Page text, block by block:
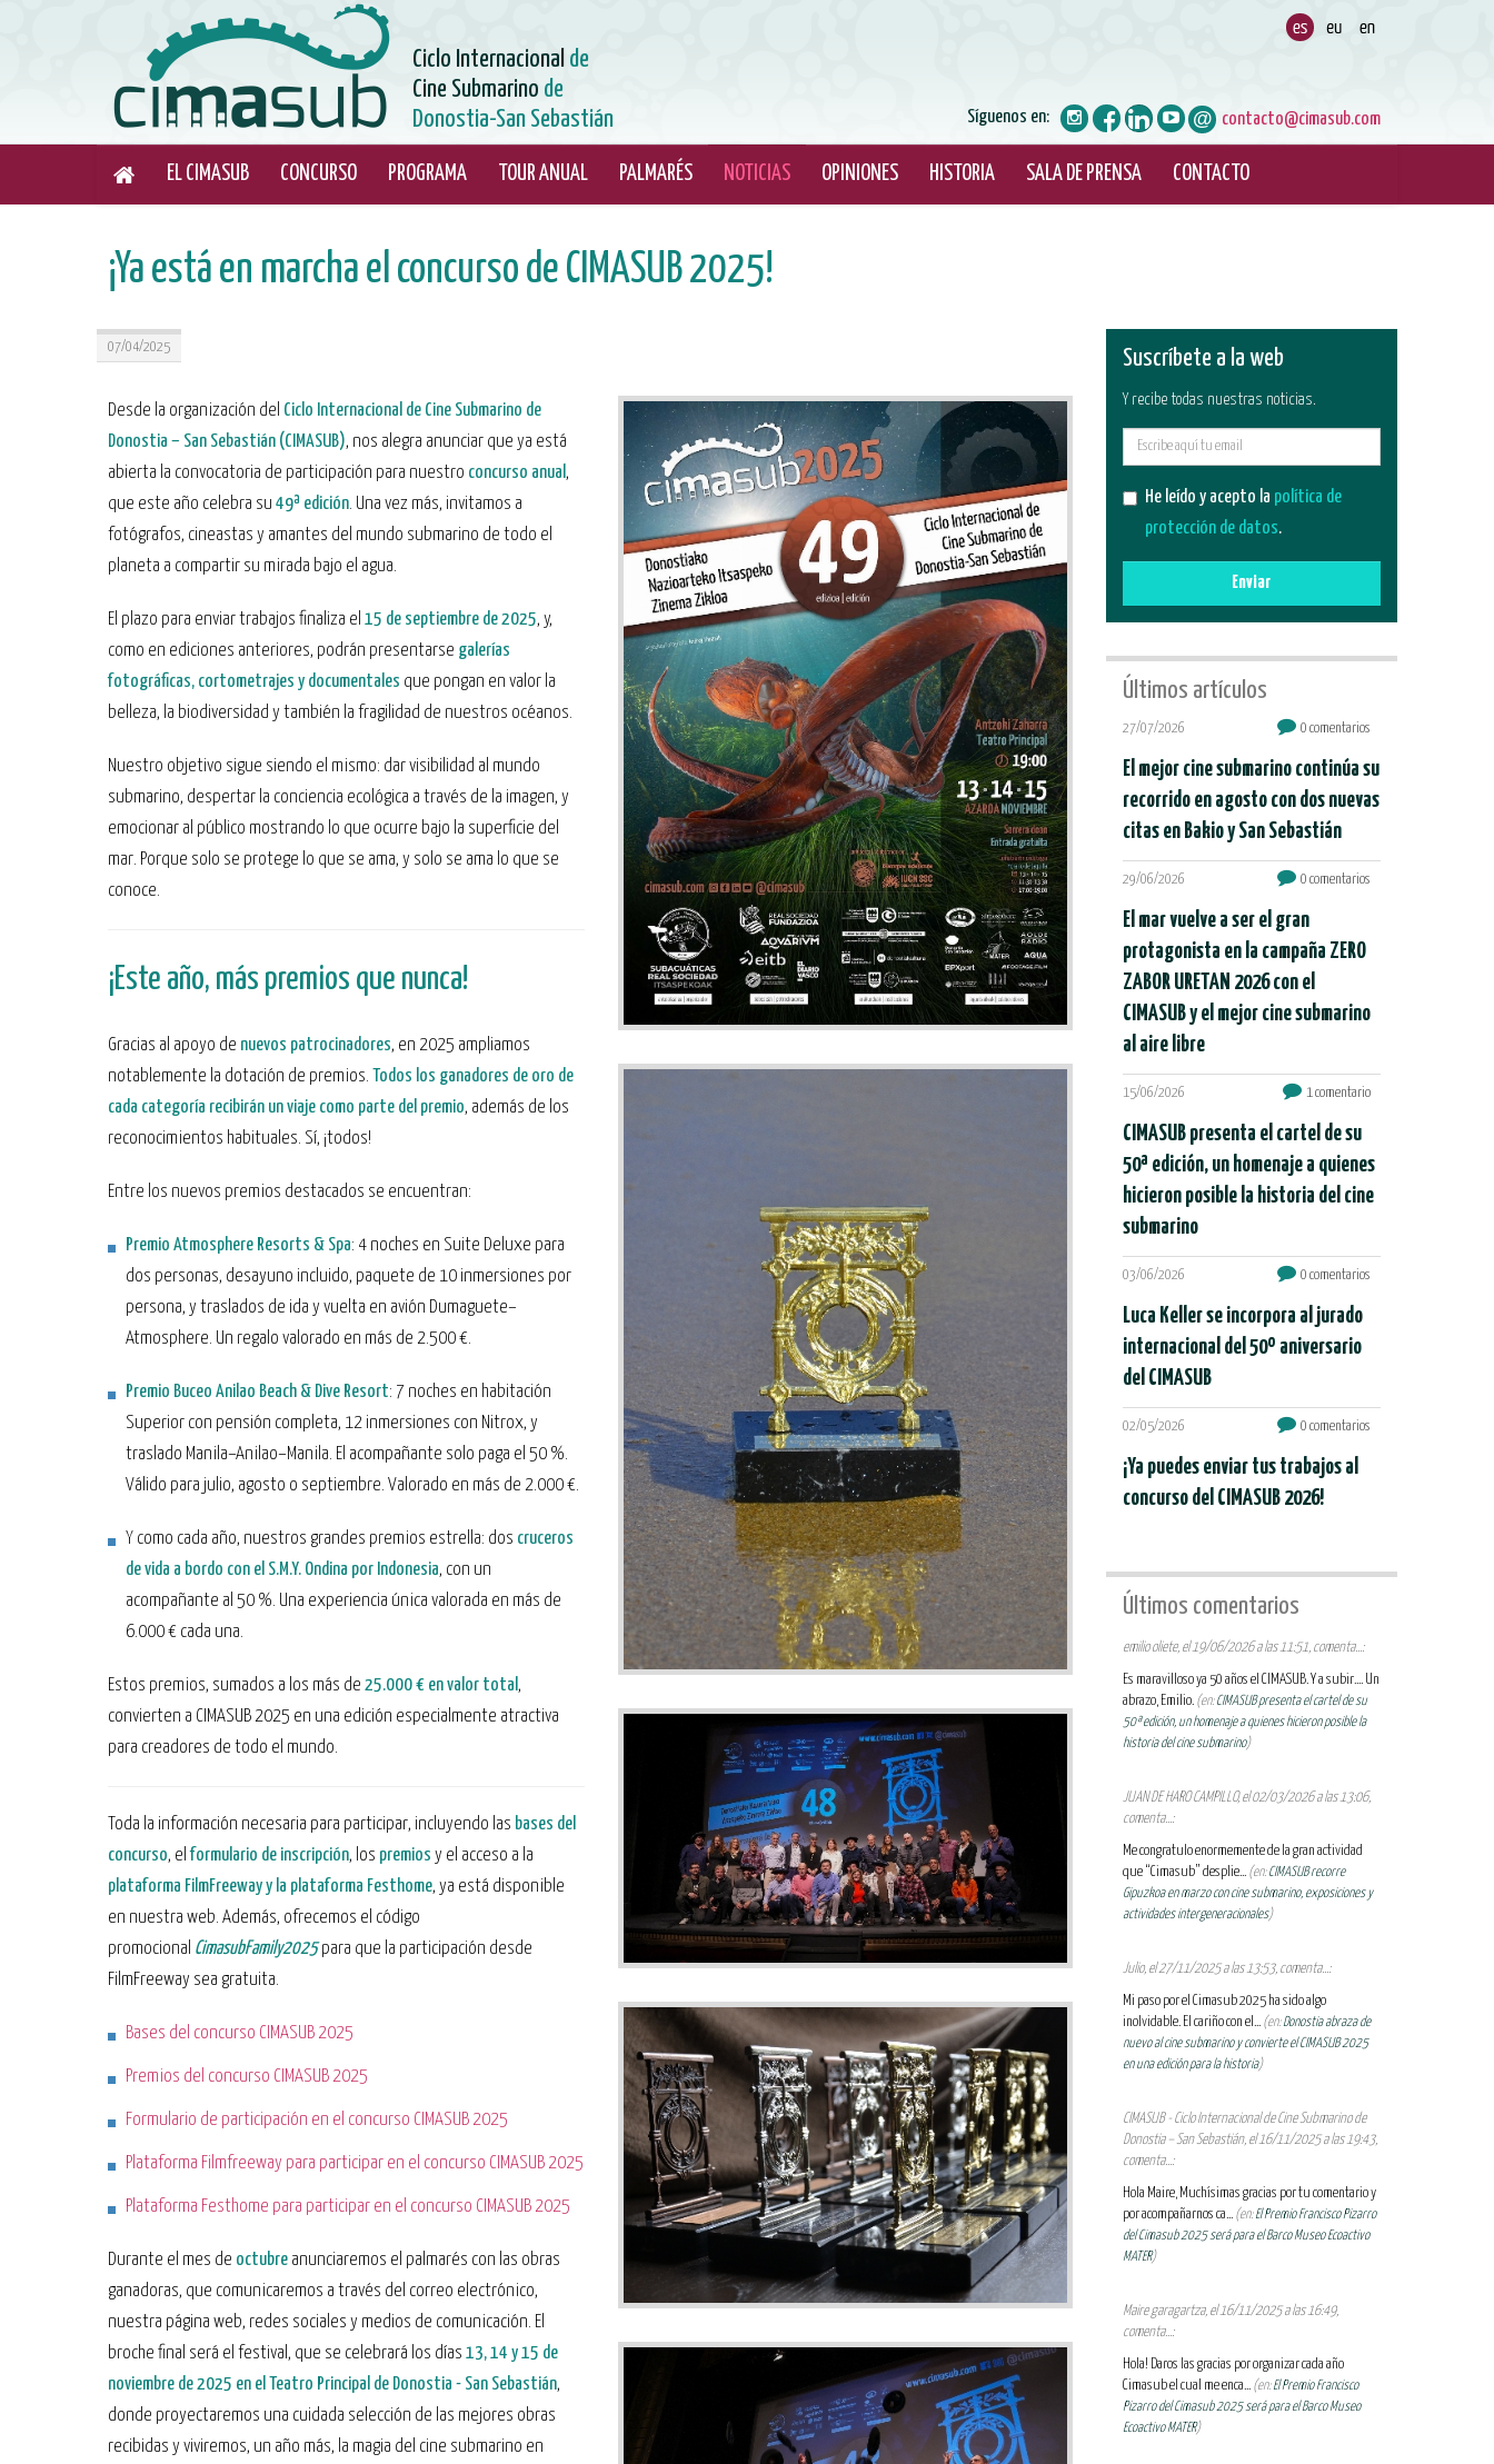
Ciclo Internacional de
Cine Submarino de
Donostia-San Sebastián
contacto@cimasub.com
Síguenos en:
EL CIMASUB CONCURSO PROGRAMA TOUR ANUAL PALMARÉS NOTICIAS OPINIONES HISTORIA SALA DE PRENSA CONTACTO
¡Ya está en marcha el concurso de CIMASUB 2025!
07/04/2025
Desde la organización del Ciclo Internacional de Cine Submarino de
Donostia – San Sebastián (CIMASUB), nos alegra anunciar que ya está
abierta la convocatoria de participación para nuestro concurso anual ,
que este año celebra su 49ª edición. Una vez más, invitamos a
fotógrafos, cineastas y amantes del mundo submarino de todo el
planeta a compartir su mirada bajo el agua.
El plazo para enviar trabajos finaliza el 15 de septiembre de 2025, y,
como en ediciones anteriores, podrán presentarse galerías
fotográficas, cortometrajes y documentales que pongan en valor la
belleza, la biodiversidad y también la fragilidad de nuestros océanos.
Nuestro objetivo sigue siendo el mismo: dar visibilidad al mundo
submarino, despertar la conciencia ecológica a través de la imagen, y
emocionar al público mostrando lo que ocurre bajo la superficie del
mar. Porque solo se protege lo que se ama, y solo se ama lo que se
conoce.
¡Este año, más premios que nunca!
Gracias al apoyo de nuevos patrocinadores, en 2025 ampliamos
notablemente la dotación de premios. Todos los ganadores de oro de
cada categoría recibirán un viaje como parte del premio, además de los
reconocimientos habituales. Sí, ¡todos!
Entre los nuevos premios destacados se encuentran:
Premio Atmosphere Resorts & Spa: 4 noches en Suite Deluxe para
dos personas, desayuno incluido, paquete de 10 inmersiones por
persona, y traslados de ida y vuelta en avión Dumaguete–
Atmosphere. Un regalo valorado en más de 2.500 €.
Premio Buceo Anilao Beach & Dive Resort: 7 noches en habitación
Superior con pensión completa, 12 inmersiones con Nitrox, y
traslado Manila–Anilao–Manila. El acompañante solo paga el 50 %.
Válido para julio, agosto o septiembre. Valorado en más de 2.000 €.
Y como cada año, nuestros grandes premios estrella: dos cruceros
de vida a bordo con el S.M.Y. Ondina por Indonesia, con un
acompañante al 50 %. Una experiencia única valorada en más de
6.000 € cada una.
Estos premios, sumados a los más de 25.000 € en valor total ,
convierten a CIMASUB 2025 en una edición especialmente atractiva
para creadores de todo el mundo.
Toda la información necesaria para participar, incluyendo las bases del
concurso, elformulario de inscripción, los premios y el acceso a la
plataforma FilmFreeway y la plataforma Festhome, ya está disponible
en nuestra web. Además, ofrecemos el código
promocional CimasubFamily2025para que la participación desde
FilmFreeway sea gratuita.
Bases del concurso CIMASUB 2025
Premios del concurso CIMASUB 2025
Formulario de participación en el concurso CIMASUB 2025
Plataforma Filmfreeway para participar en el concurso CIMASUB 2025
Plataforma Festhome para participar en el concurso CIMASUB 2025
Durante el mes de octubre anunciaremos el palmarés con las obras
ganadoras, que comunicaremos a través del correo electrónico,
nuestra página web, redes sociales y medios de comunicación. El
broche final será el festival, que se celebrará los días 13, 14 y 15 de
noviembre de 2025 en el Teatro Principal de Donostia - San Sebastián,
donde proyectaremos una cuidada selección de las mejores obras
recibidas y viviremos, un año más, la magia del cine submarino en
Suscríbete a la web
Y recibe todas nuestras noticias.
He leído y acepto la política de
protección de datos.
Enviar
Últimos artículos
27/07/2026 0 comentarios
El mejor cine submarino continúa su
recorrido en agosto con dos nuevas
citas en Bakio y San Sebastián
29/06/2026 0 comentarios
El mar vuelve a ser el gran
protagonista en la campaña ZERO
ZABOR URETAN 2026 con el
CIMASUB y el mejor cine submarino
al aire libre
15/06/2026 1 comentario
CIMASUB presenta el cartel de su
50ª edición, un homenaje a quienes
hicieron posible la historia del cine
submarino
03/06/2026 0 comentarios
Luca Keller se incorpora al jurado
internacional del 50º aniversario
del CIMASUB
02/05/2026 0 comentarios
¡Ya puedes enviar tus trabajos al
concurso del CIMASUB 2026!
Últimos comentarios
emilio oliete, el 19/06/2026 a las 11:51, comenta...:
Es maravilloso ya 50 años el CIMASUB. Y a subir.... Un
abrazo, Emilio. (en:CIMASUB presenta el cartel de su
50ª edición, un homenaje a quienes hicieron posible la
historia del cine submarino)
JUAN DE HARO CAMPILLO, el 02/03/2026 a las 13:06,
comenta...:
Me congratulo enormemente de la gran actividad
que “Cimasub” desplie... (en:CIMASUB recorre
Gipuzkoa en marzo con cine submarino, exposiciones y
actividades intergeneracionales)
Julio, el 27/11/2025 a las 13:53, comenta...:
Mi paso por el Cimasub 2025 ha sido algo
inolvidable. El cariño con el... (en:Donostia abraza de
nuevo al cine submarino y convierte el CIMASUB 2025
en una edición para la historia)
CIMASUB - Ciclo Internacional de Cine Submarino de
Donostia – San Sebastián, el 16/11/2025 a las 19:43,
comenta...:
Hola Maire, Muchísimas gracias por tu comentario y
por acompañarnos ca... (en:El Premio Francisco Pizarro
del Cimasub 2025 será para el Barco Museo Ecoactivo
MATER)
Maire garagartza, el 16/11/2025 a las 16:49,
comenta...:
Hola! Daros las gracias por organizar cada año
Cimasub el cual me enca... (en:El Premio Francisco
Pizarro del Cimasub 2025 será para el Barco Museo
Ecoactivo MATER)